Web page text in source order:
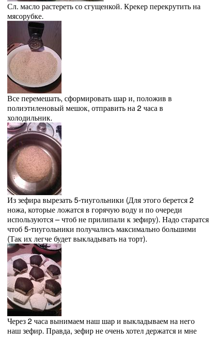
Сл. масло растереть со сгущенкой. Крекер перекрутить на
мясорубке.
Все перемешать, сформировать шар и, положив в
полиэтиленовый мешок, отправить на 2 часа в
холодильник.
Из зефира вырезать 5-тиугольники (Для этого берется 2
ножа, которые ложатся в горячую воду и по очереди
используются – чтоб не прилипали к зефиру). Надо старатся
чтоб 5-тиугольники получались максимально большими
(Так их легче будет выкладывать на торт).
Через 2 часа вынимаем наш шар и выкладываем на него
наш зефир. Правда, зефир не очень хотел держатся и мне